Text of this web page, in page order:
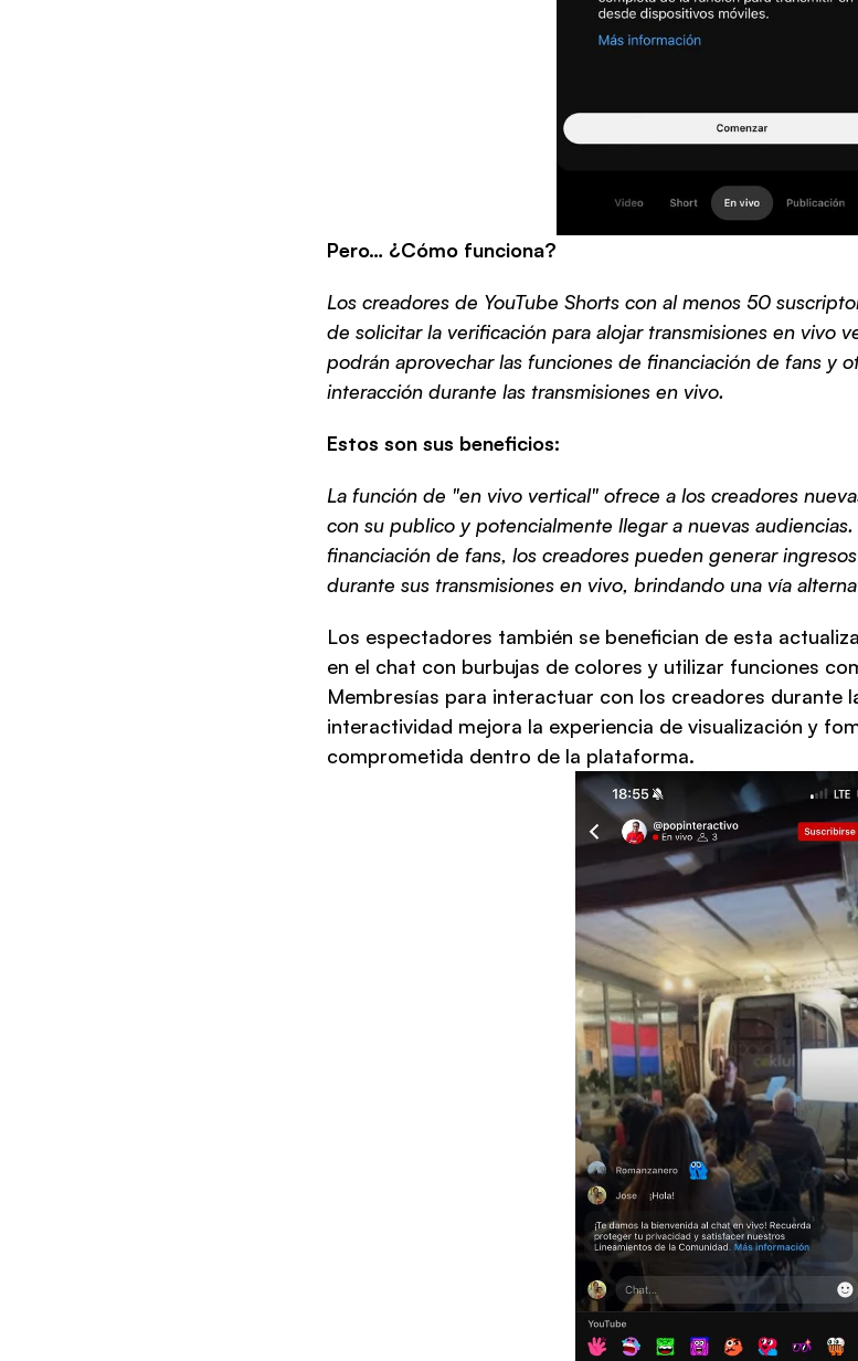
Pero… ¿Cómo funciona?
Los creadores de YouTube Shorts con al menos 50
de solicitar la verificación para alojar transmisiones en vivo
podrán aprovechar las funciones de financiación de fans y
interacción durante las transmisiones en vivo.
Estos son sus beneficios:
La función de "en vivo vertical" ofrece a los creadores
con su publico y potencialmente llegar a nuevas
financiación de fans, los creadores pueden generar
durante sus transmisiones en vivo, brindando una vía
Los espectadores también se benefician de esta
en el chat con burbujas de colores y utilizar funciones
Membresías para interactuar con los creadores durante
interactividad mejora la experiencia de visualización y
comprometida dentro de la plataforma.